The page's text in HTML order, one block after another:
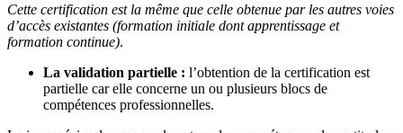
Cette certification est la même que celle obtenue par les autres voies
d’accès existantes (formation initiale dont apprentissage et
formation continue).​​
La validation partielle : l’obtention de la certification est
partielle car elle concerne un ou plusieurs blocs de
compétences professionnelles.